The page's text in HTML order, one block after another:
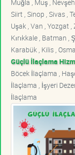
Muğla , Muş ,
Siirt , Sinop , Sivas ,
Uşak , Van , Yozgat
Kırıkkale , Batman ,
Karabük , Kilis ,
Güçlü İlaçlama
Böcek İlaçlama ,
İlaçlama , İşyeri
İlaçlama